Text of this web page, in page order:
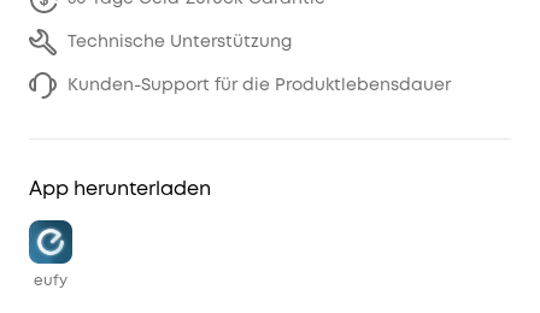
Technische Unterstützung
Kunden-Support für die Produktlebensdauer
App herunterladen
eufy